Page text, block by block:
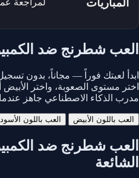
المباريات
العب شطرنج ضد
ابدأ لعبتك فوراً — مجاناً، بدون
اختر مستوى الصعوبة، واختر الأبيض
مدرب الذكاء الاصطناعي جاهز
العب باللون الأبيض العب باللون الأسود
العب شطرنج ضد
الشائعة